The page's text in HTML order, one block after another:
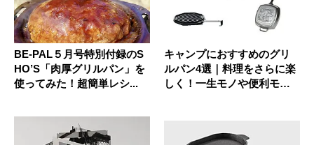
BE-PAL５月号特別付録のS
HO’S「肉厚グリルパン」を
使ってみた！超簡単レシ...
キャンプにおすすめのグリ
ルパン4選｜料理をさらに楽
しく！一生モノや便利モデ